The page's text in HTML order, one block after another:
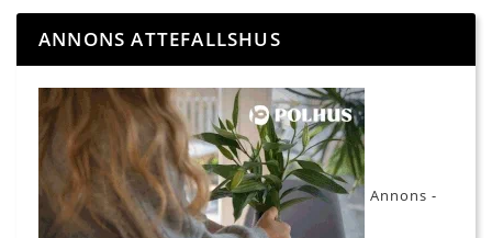
ANNONS ATTEFALLSHUS
Annons -